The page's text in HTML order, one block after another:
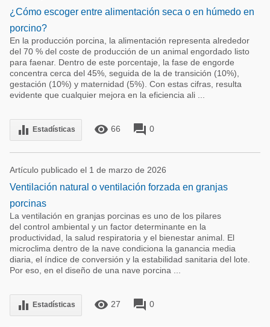
¿Cómo escoger entre alimentación seca o en húmedo en
porcino?
En la producción porcina, la alimentación representa alrededor
del 70 % del coste de producción de un animal engordado listo
para faenar. Dentro de este porcentaje, la fase de engorde
concentra cerca del 45%, seguida de la de transición (10%),
gestación (10%) y maternidad (5%). Con estas cifras, resulta
evidente que cualquier mejora en la eficiencia ali ...
equalizer Estadísticas remove_red_eye 66 forum 0
Artículo publicado el 1 de marzo de 2026
Ventilación natural o ventilación forzada en granjas
porcinas
La ventilación en granjas porcinas es uno de los pilares
del control ambiental y un factor determinante en la
productividad, la salud respiratoria y el bienestar animal. El
microclima dentro de la nave condiciona la ganancia media
diaria, el índice de conversión y la estabilidad sanitaria del lote.
Por eso, en el diseño de una nave porcina ...
equalizer Estadísticas remove_red_eye 27 forum 0